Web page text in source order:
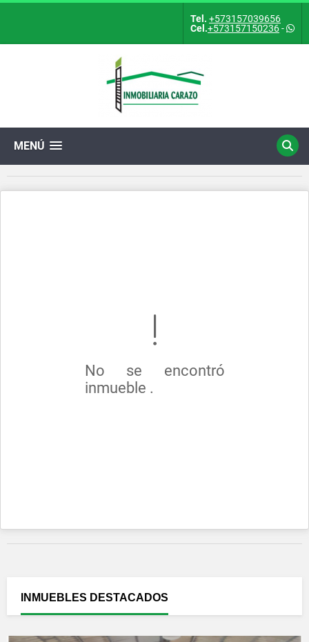
Tel. +573157039656
Cel.+573157150236-
MENÚ
No se encontró
inmueble .
INMUEBLES DESTACADOS